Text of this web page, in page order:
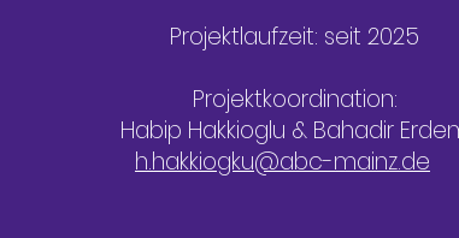
​Projektlaufzeit: seit 2025
Projektkoordination:
Habip Hakkioglu & Bahadir
h.hakkiogku@abc-mainz.de